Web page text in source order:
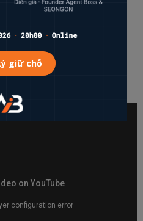
Mọi thứ bạn cần biết về